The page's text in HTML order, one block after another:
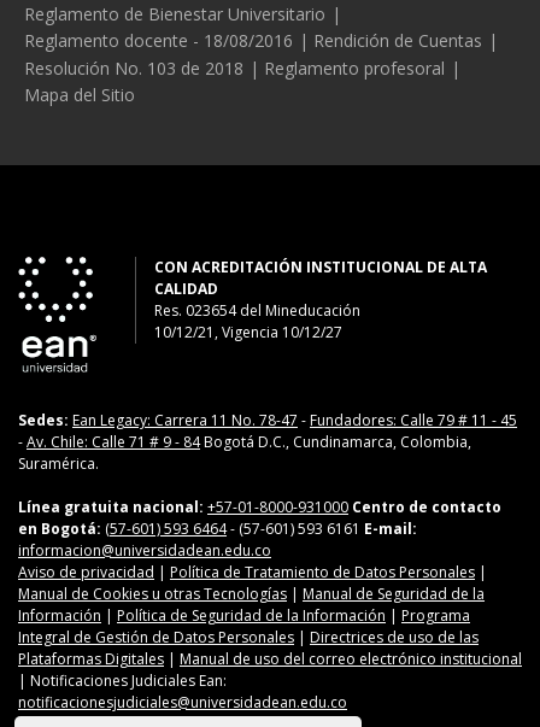
Reglamento de Bienestar Universitario
Reglamento docente - 18/08/2016
Rendición de Cuentas
Resolución No. 103 de 2018
Reglamento profesoral
Mapa del Sitio
CON ACREDITACIÓN INSTITUCIONAL DE ALTA
CALIDAD
Res. 023654del Mineducación
10/12/21, Vigencia 10/12/27
Sedes: Ean Legacy: Carrera 11 No. 78-47 -Fundadores: Calle 79 # 11 - 45
-Av. Chile: Calle 71 # 9 - 84Bogotá D.C., Cundinamarca, Colombia,
Suramérica.
Línea gratuita nacional: +57-01-8000-931000 Centro de contacto
en Bogotá: (57-601) 593 6464- (57-601) 593 6161 E-mail:
informacion@universidadean.edu.co
Aviso de privacidad | Política de Tratamiento de Datos Personales |
Manual de Cookies u otras Tecnologías | Manual de Seguridad de la
Información | Política de Seguridad de la Información | Programa
Integral de Gestión de Datos Personales | Directrices de uso de las
Plataformas Digitales | Manual de uso del correo electrónico institucional
| Notificaciones Judiciales Ean:
notificacionesjudiciales@universidadean.edu.co